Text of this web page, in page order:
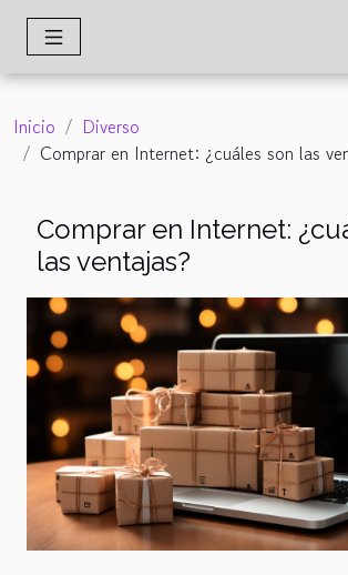
Inicio
Diverso
Comprar en Internet: ¿cuáles son las
Comprar en Internet:
las ventajas?